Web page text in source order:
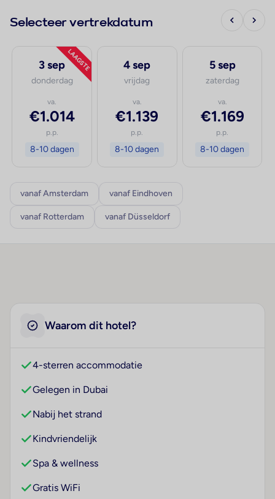
Selecteer vertrekdatum
LAAGSTE
3 sep
donderdag
va.
€1.014
p.p.
8-10 dagen
4 sep
vrijdag
va.
€1.139
p.p.
8-10 dagen
5 sep
zaterdag
va.
€1.169
p.p.
8-10 dagen
vanaf Amsterdam vanaf Eindhoven
vanaf Rotterdam vanaf Düsseldorf
Waarom dit hotel?
4-sterren accommodatie
Gelegen in Dubai
Nabij het strand
Kindvriendelijk
Spa & wellness
Gratis WiFi